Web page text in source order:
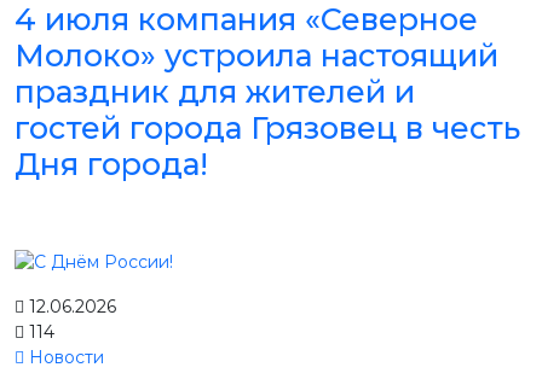
4 июля компания «Северное
Молоко» устроила настоящий
праздник для жителей и
гостей города Грязовец в честь
Дня города!
12.06.2026
114
Новости